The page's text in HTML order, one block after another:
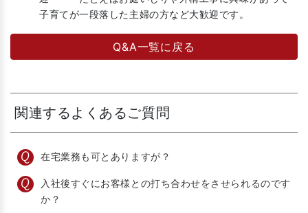
子育てが一段落した主婦の方など大歓迎です。
Q&A一覧に戻る
関連するよくあるご質問
在宅業務も可とありますが？
入社後すぐにお客様との打ち合わせをさせられるのです
か？